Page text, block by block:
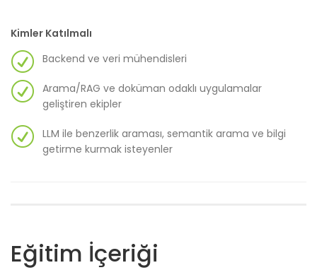
Kimler Katılmalı
Backend ve veri mühendisleri
Arama/RAG ve doküman odaklı uygulamalar
geliştiren ekipler
LLM ile benzerlik araması, semantik arama ve bilgi
getirme kurmak isteyenler
Eğitim İçeriği